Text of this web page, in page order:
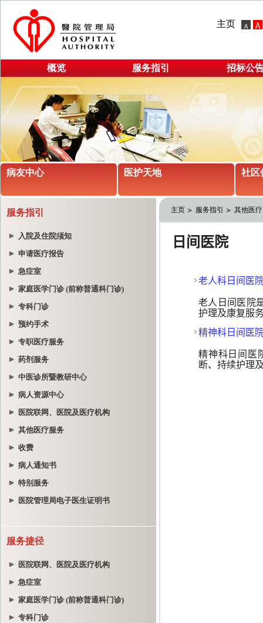
主页
概览 服务指引 招标公
病友中心 医护天地 社区
服务指引
入院及住院须知
申请医疗报告
急症室
家庭医学门诊 (前称普通科门诊)
专科门诊
预约手术
专职医疗服务
药剂服务
中医诊所暨教研中心
病人资源中心
医院联网、医院及医疗机构
其他医疗服务
收费
病人通知书
特别服务
医院管理局电子医生证明书
服务捷径
医院联网、医院及医疗机构
急症室
家庭医学门诊 (前称普通科门诊)
专科门诊
主页 服务指引 其他医